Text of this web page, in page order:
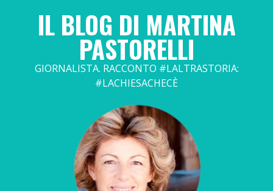
IL BLOG DI MARTINA
PASTORELLI
GIORNALISTA. RACCONTO #LALTRASTORIA:
#LACHIESACHECÈ